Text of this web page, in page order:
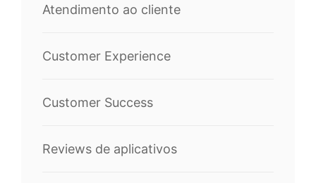
Atendimento ao cliente
Customer Experience
Customer Success
Reviews de aplicativos